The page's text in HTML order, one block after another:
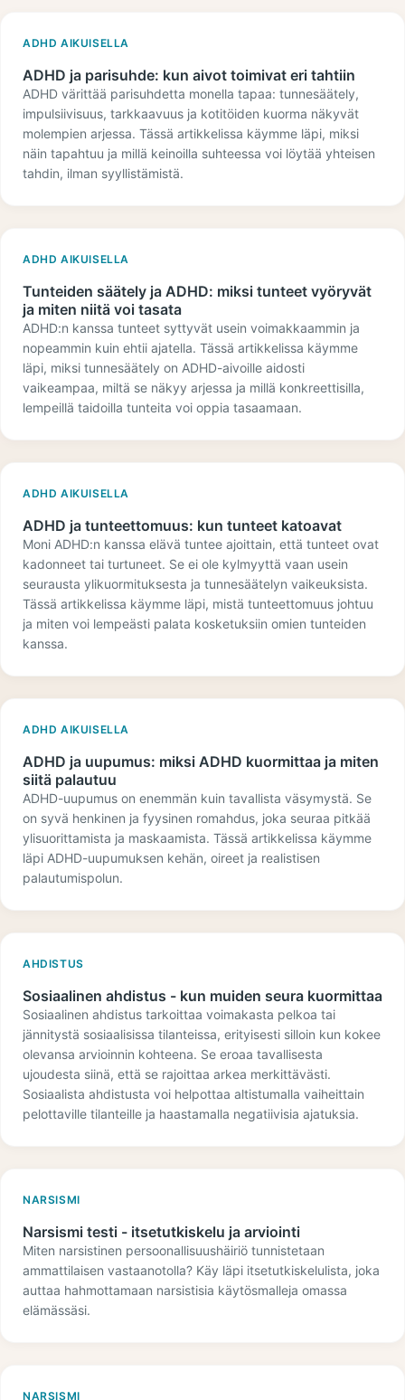
ADHD AIKUISELLA
ADHD ja parisuhde: kun aivot toimivat eri tahtiin
ADHD värittää parisuhdetta monella tapaa: tunnesäätely,
impulsiivisuus, tarkkaavuus ja kotitöiden kuorma näkyvät
molempien arjessa. Tässä artikkelissa käymme läpi, miksi
näin tapahtuu ja millä keinoilla suhteessa voi löytää yhteisen
tahdin, ilman syyllistämistä.
ADHD AIKUISELLA
Tunteiden säätely ja ADHD: miksi tunteet vyöryvät
ja miten niitä voi tasata
ADHD:n kanssa tunteet syttyvät usein voimakkaammin ja
nopeammin kuin ehtii ajatella. Tässä artikkelissa käymme
läpi, miksi tunnesäätely on ADHD-aivoille aidosti
vaikeampaa, miltä se näkyy arjessa ja millä konkreettisilla,
lempeillä taidoilla tunteita voi oppia tasaamaan.
ADHD AIKUISELLA
ADHD ja tunteettomuus: kun tunteet katoavat
Moni ADHD:n kanssa elävä tuntee ajoittain, että tunteet ovat
kadonneet tai turtuneet. Se ei ole kylmyyttä vaan usein
seurausta ylikuormituksesta ja tunnesäätelyn vaikeuksista.
Tässä artikkelissa käymme läpi, mistä tunteettomuus johtuu
ja miten voi lempeästi palata kosketuksiin omien tunteiden
kanssa.
ADHD AIKUISELLA
ADHD ja uupumus: miksi ADHD kuormittaa ja miten
siitä palautuu
ADHD-uupumus on enemmän kuin tavallista väsymystä. Se
on syvä henkinen ja fyysinen romahdus, joka seuraa pitkää
ylisuorittamista ja maskaamista. Tässä artikkelissa käymme
läpi ADHD-uupumuksen kehän, oireet ja realistisen
palautumispolun.
AHDISTUS
Sosiaalinen ahdistus - kun muiden seura kuormittaa
Sosiaalinen ahdistus tarkoittaa voimakasta pelkoa tai
jännitystä sosiaalisissa tilanteissa, erityisesti silloin kun kokee
olevansa arvioinnin kohteena. Se eroaa tavallisesta
ujoudesta siinä, että se rajoittaa arkea merkittävästi.
Sosiaalista ahdistusta voi helpottaa altistumalla vaiheittain
pelottaville tilanteille ja haastamalla negatiivisia ajatuksia.
NARSISMI
Narsismi testi - itsetutkiskelu ja arviointi
Miten narsistinen persoonallisuushäiriö tunnistetaan
ammattilaisen vastaanotolla? Käy läpi itsetutkiskelulista, joka
auttaa hahmottamaan narsistisia käytösmalleja omassa
elämässäsi.
NARSISMI